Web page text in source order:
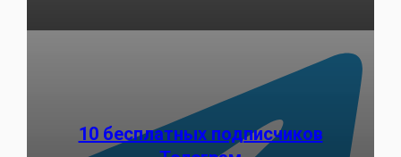
10 бесплатных подписчиков